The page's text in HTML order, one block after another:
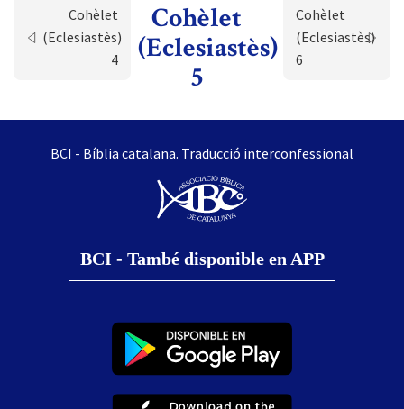
Cohèlet
(Eclesiastès)
4
Cohèlet
(Eclesiastès)
5
Cohèlet
(Eclesiastès)
6
BCI - Bíblia catalana. Traducció interconfessional
BCI - També disponible en APP